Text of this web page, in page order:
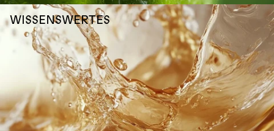
WISSENSWERTES